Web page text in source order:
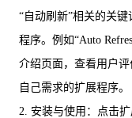
“自动刷新”相关的关
程序。例如“Auto
介绍页面，查看用户
自己需求的扩展程序。
2. 安装与使用：点击